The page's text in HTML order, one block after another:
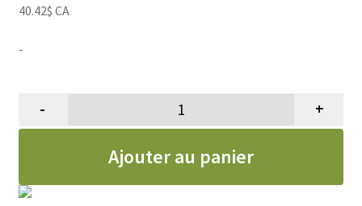
40.42$ CA
-
quantité de Lame de tondeuse
- +
Ajouter au panier